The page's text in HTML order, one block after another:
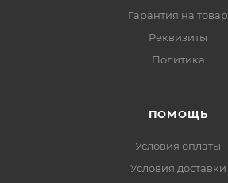
Гарантия на товар
Реквизиты
Политика
ПОМОЩЬ
Условия оплаты
Условия доставки